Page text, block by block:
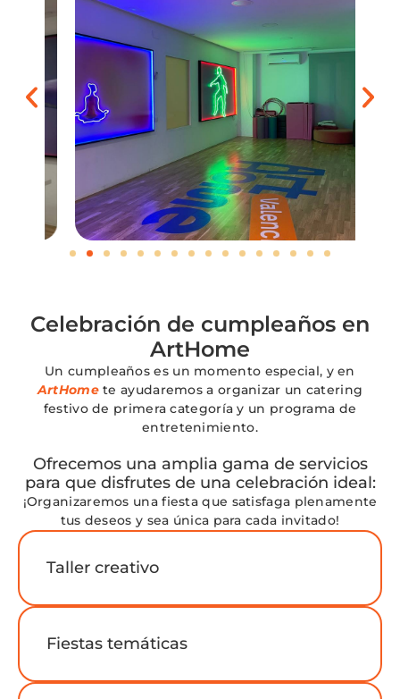
Celebración de cumpleaños en
ArtHome
Un cumpleaños es un momento especial, y en
ArtHomete ayudaremos a organizar un catering
festivo de primera categoría y un programa de
entretenimiento.
Ofrecemos una amplia gama de servicios
para que disfrutes de una celebración ideal:
¡Organizaremos una fiesta que satisfaga plenamente
tus deseos y sea única para cada invitado!
Taller creativo
Fiestas temáticas